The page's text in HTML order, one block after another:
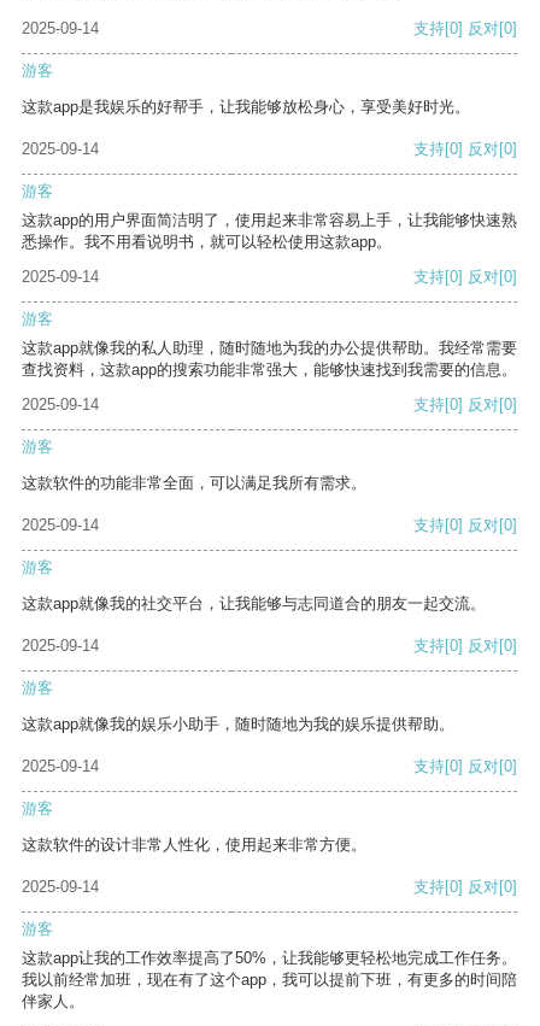
2025-09-14 支持[0] 反对[0]
游客
这款app是我娱乐的好帮手，让我能够放松身心，享受美好时光。
2025-09-14 支持[0] 反对[0]
游客
这款app的用户界面简洁明了，使用起来非常容易上手，让我能够快速熟
悉操作。我不用看说明书，就可以轻松使用这款app。
2025-09-14
支持[0] 反对[0]
游客
这款app就像我的私人助理，随时随地为我的办公提供帮助。我经常需要
查找资料，这款app的搜索功能非常强大，能够快速找到我需要的信息。
2025-09-14
支持[0] 反对[0]
游客
这款软件的功能非常全面，可以满足我所有需求。
2025-09-14 支持[0] 反对[0]
游客
这款app就像我的社交平台，让我能够与志同道合的朋友一起交流。
2025-09-14 支持[0] 反对[0]
游客
这款app就像我的娱乐小助手，随时随地为我的娱乐提供帮助。
2025-09-14 支持[0] 反对[0]
游客
这款软件的设计非常人性化，使用起来非常方便。
2025-09-14 支持[0] 反对[0]
游客
这款app让我的工作效率提高了50%，让我能够更轻松地完成工作任务。
我以前经常加班，现在有了这个app，我可以提前下班，有更多的时间陪
伴家人。